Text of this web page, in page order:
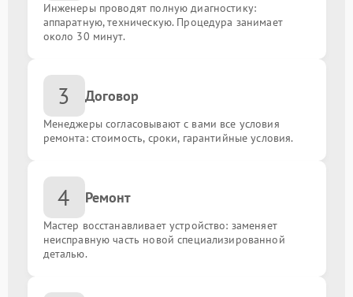
Ремонт цепи питания от 1800.00 ₽
Настройка BIOS от 1350.00 ₽
Замена конденсаторов
Установка кулера от 1500.00 ₽
Ремонт системы управления
Восстановление дорожек
Замена резисторов
Инженеры проводят полную диагностику:
аппаратную, техническую. Процедура занимает
около 30 минут.
3 Договор
Менеджеры согласовывают с вами все условия
ремонта: стоимость, сроки, гарантийные условия.
4 Ремонт
Мастер восстанавливает устройство: заменяет
неисправную часть новой специализированной
деталью.